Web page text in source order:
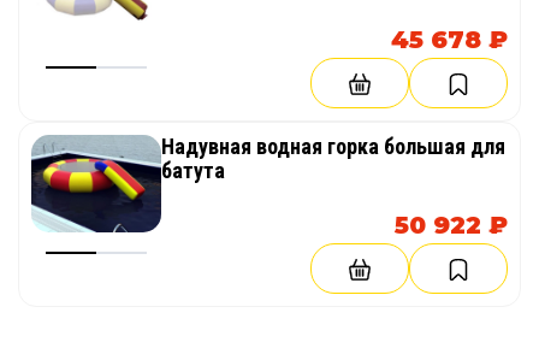
45 678 ₽
Надувная водная горка большая для
батута
50 922 ₽